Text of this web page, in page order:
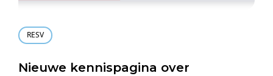
RESV
Nieuwe kennispagina over